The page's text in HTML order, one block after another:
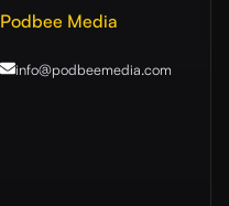
Podbee Media
info@podbeemedia.com